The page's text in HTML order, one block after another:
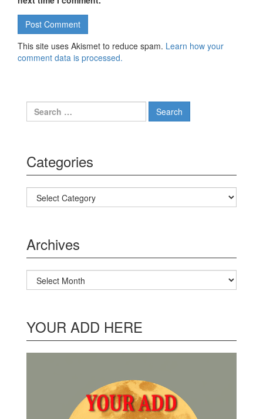
This site uses Akismet to reduce spam. Learn how your
comment data is processed.
Search for:
Categories
Categories
Archives
Archives
YOUR ADD HERE